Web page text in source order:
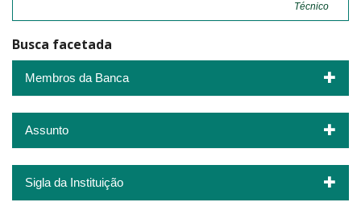
Técnico
Busca facetada
Membros da Banca
Assunto
Sigla da Instituição